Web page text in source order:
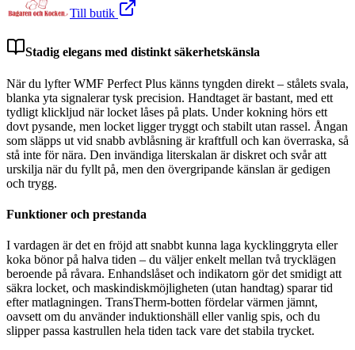
Till butik
Stadig elegans med distinkt säkerhetskänsla
När du lyfter WMF Perfect Plus känns tyngden direkt – stålets svala,
blanka yta signalerar tysk precision. Handtaget är bastant, med ett
tydligt klickljud när locket låses på plats. Under kokning hörs ett
dovt pysande, men locket ligger tryggt och stabilt utan rassel. Ångan
som släpps ut vid snabb avblåsning är kraftfull och kan överraska, så
stå inte för nära. Den invändiga literskalan är diskret och svår att
urskilja när du fyllt på, men den övergripande känslan är gedigen
och trygg.
Funktioner och prestanda
I vardagen är det en fröjd att snabbt kunna laga kycklinggryta eller
koka bönor på halva tiden – du väljer enkelt mellan två trycklägen
beroende på råvara. Enhandslåset och indikatorn gör det smidigt att
säkra locket, och maskindiskmöjligheten (utan handtag) sparar tid
efter matlagningen. TransTherm-botten fördelar värmen jämnt,
oavsett om du använder induktionshäll eller vanlig spis, och du
slipper passa kastrullen hela tiden tack vare det stabila trycket.